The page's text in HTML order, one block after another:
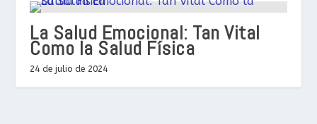
La Salud Emocional: Tan Vital
Como la Salud Física
24 de julio de 2024